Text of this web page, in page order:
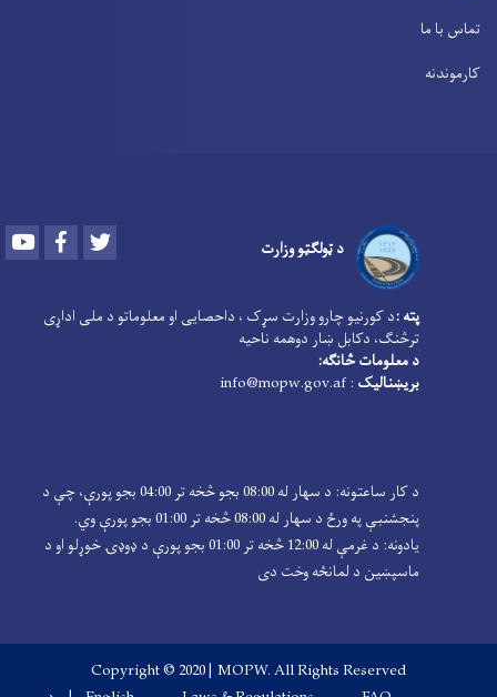
تماس با ما
کارموندنه
د ټولګټو وزارت Youtube Facebook
پته :د کورنیو چارو وزارت سړک ، داحصایی او معلوماتو د ملی اداړی
ترڅنګ، دکابل ښار دوهمه ناحیه
د معلومات څانګه:
بریښنالیک : info@mopw.gov.af
د کار ساعتونه: د سهار له 08:00 بجو څخه تر 04:00 بجو پورې، چې د
پنجشنبې په ورځ د سهار له 08:00 څخه تر 01:00 بجو پورې وي.
یادونه: د غرمې له 12:00 څخه تر 01:00 بجو پورې د ډوډۍ خوړلو او د
ماسپښین د لمانځه وخت دی
Copyright © 2020 | MOPW. All Rights Reserved